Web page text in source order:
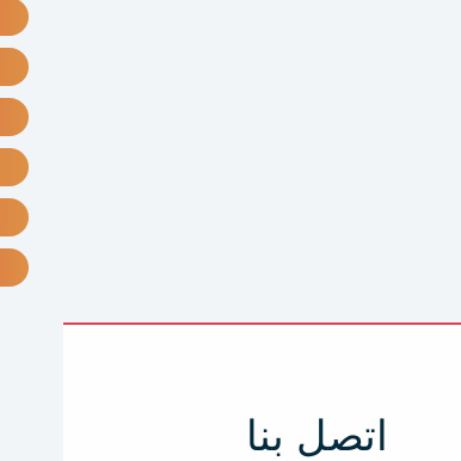
اتصل بنا